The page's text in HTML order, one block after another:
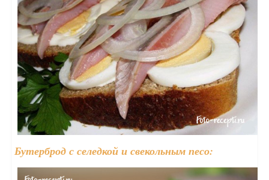
Бутерброд с селедкой и свекольным песо: